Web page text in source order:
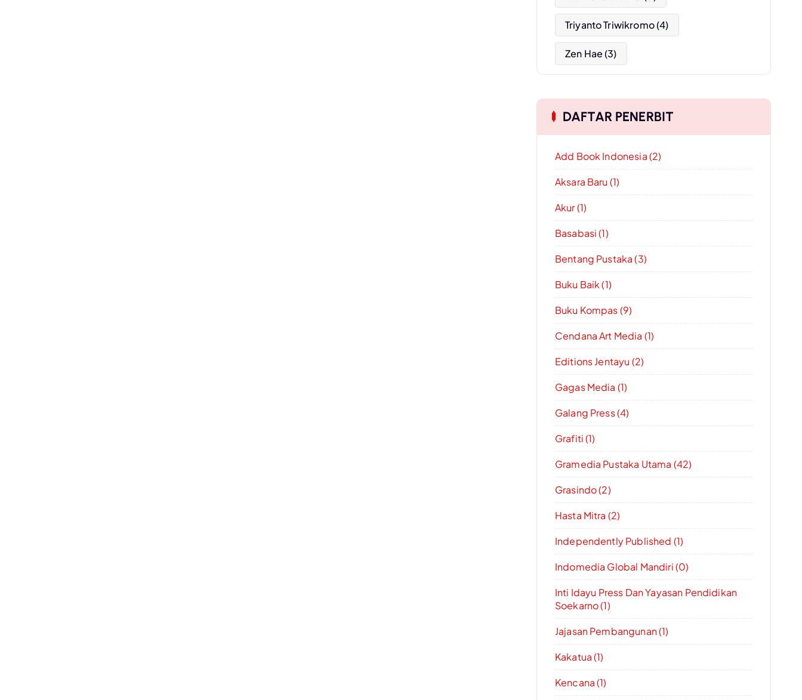
Triyanto Triwikromo(4)
Zen Hae(3)
DAFTAR PENERBIT
Add Book Indonesia (2)
Aksara Baru (1)
Akur (1)
Basabasi (1)
Bentang Pustaka (3)
Buku Baik (1)
Buku Kompas (9)
Cendana Art Media (1)
Editions Jentayu (2)
Gagas Media (1)
Galang Press (4)
Grafiti (1)
Gramedia Pustaka Utama (42)
Grasindo (2)
Hasta Mitra (2)
Independently Published (1)
Indomedia Global Mandiri (0)
Inti Idayu Press Dan Yayasan Pendidikan
Soekarno (1)
Jajasan Pembangunan (1)
Kakatua (1)
Kencana (1)